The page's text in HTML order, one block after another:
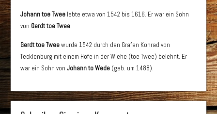
Johann toe Twee lebte etwa von 1542 bis 1616. Er war ein Sohn
von Gerdt toe Twee.
Gerdt toe Tweewurde 1542 durch den Grafen Konrad von
Tecklenburg mit einem Hofe in der Wiehe (toe Twee) belehnt. Er
war ein Sohn vonJohann to Wede (geb. um 1488).